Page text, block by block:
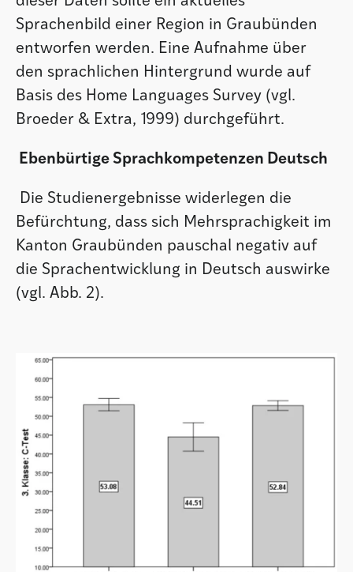
Sprachenbild einer Region in Graubünden
entworfen werden. Eine Aufnahme über
den sprachlichen Hintergrund wurde auf
Basis des Home Languages Survey (vgl.
Broeder & Extra, 1999) durchgeführt.
Ebenbürtige Sprachkompetenzen Deutsch
Die Studienergebnisse widerlegen die
Befürchtung, dass sich Mehrsprachigkeit im
Kanton Graubünden pauschal negativ auf
die Sprachentwicklung in Deutsch auswirke
(vgl. Abb. 2).